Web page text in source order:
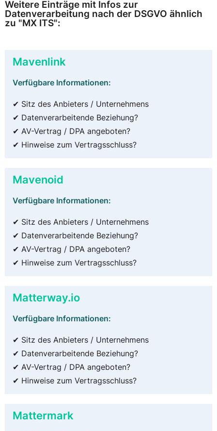
Weitere Einträge mit Infos zur
Datenverarbeitung nach der DSGVO ähnlich
zu "MX ITS":
Mavenlink
Verfügbare Informationen:
✔ Sitz des Anbieters / Unternehmens
✔ Datenverarbeitende Beziehung?
✔ AV-Vertrag / DPA angeboten?
✔ Hinweise zum Vertragsschluss?
Mavenoid
Verfügbare Informationen:
✔ Sitz des Anbieters / Unternehmens
✔ Datenverarbeitende Beziehung?
✔ AV-Vertrag / DPA angeboten?
✔ Hinweise zum Vertragsschluss?
Matterway.io
Verfügbare Informationen:
✔ Sitz des Anbieters / Unternehmens
✔ Datenverarbeitende Beziehung?
✔ AV-Vertrag / DPA angeboten?
✔ Hinweise zum Vertragsschluss?
Mattermark